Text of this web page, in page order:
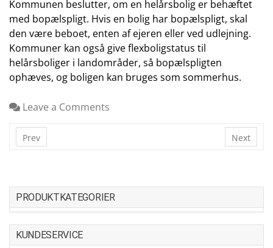
Kommunen beslutter, om en helårsbolig er behæftet
med bopælspligt. Hvis en bolig har bopælspligt, skal
den være beboet, enten af ejeren eller ved udlejning.
Kommuner kan også give flexboligstatus til
helårsboliger i landområder, så bopælspligten
ophæves, og boligen kan bruges som sommerhus.
Leave a Comments
Prev Next
PRODUKTKATEGORIER
KUNDESERVICE